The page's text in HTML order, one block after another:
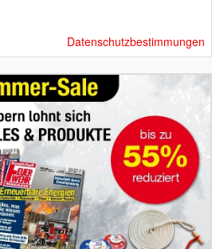
Datenschutzbestimmungen